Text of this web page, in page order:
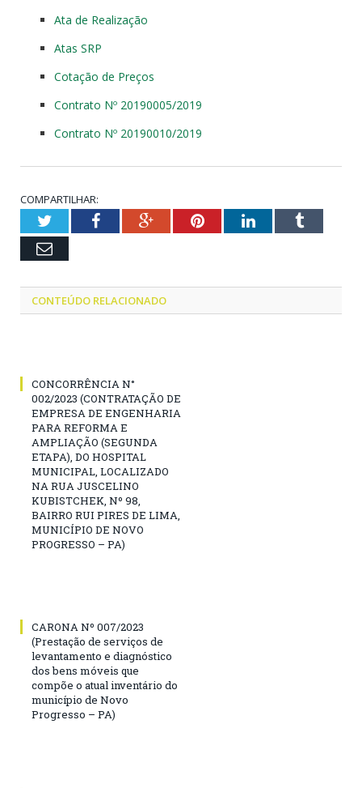
Ata de Realização
Atas SRP
Cotação de Preços
Contrato Nº 20190005/2019
Contrato Nº 20190010/2019
COMPARTILHAR:
TwitterFacebookGoogle+PinterestLinkedInTumblr
Email
CONTEÚDO RELACIONADO
CONCORRÊNCIA N°
002/2023 (CONTRATAÇÃO DE
EMPRESA DE ENGENHARIA
PARA REFORMA E
AMPLIAÇÃO (SEGUNDA
ETAPA), DO HOSPITAL
MUNICIPAL, LOCALIZADO
NA RUA JUSCELINO
KUBISTCHEK, Nº 98,
BAIRRO RUI PIRES DE LIMA,
MUNICÍPIO DE NOVO
PROGRESSO – PA)
CARONA Nº 007/2023
(Prestação de serviços de
levantamento e diagnóstico
dos bens móveis que
compõe o atual inventário do
município de Novo
Progresso – PA)